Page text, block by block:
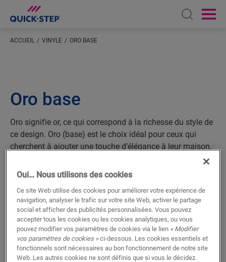
Open
ACCUEIL VINYLE ORO BASE
Oro base
Oro signifie or, ce qui correspond à la richesse du style de
ce design. Oro (base) est le choix idéal pour ceux qui
cherchent à ajouter une touche d’élégance à leur maison.
Offrant une gamme de nuances, allant des teintes claires
aux teintes foncées, il existe une solution parfaite pour
performances reconnues d’Alpha Vinyl.
Oui… Nous utilisons des cookies
Ce site Web utilise des cookies pour améliorer votre expérience de
navigation, analyser le trafic sur votre site Web, activer le partage
social et afficher des publicités personnalisées. Vous pouvez
accepter tous les cookies ou les cookies analytiques, ou vous
pouvez modifier vos paramètres de cookies via le lien « Modifier
vos paramètres de cookies »ci-dessous. Les cookies essentiels et
fonctionnels sont nécessaires au bon fonctionnement de notre site
Web. Les autres cookies ne sont définis que si vous le décidez.